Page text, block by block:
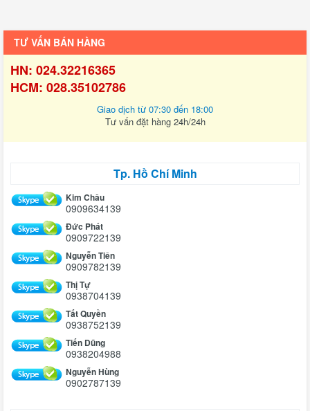
TƯ VẤN BÁN HÀNG
HN: 024.32216365
HCM: 028.35102786
Giao dịch từ 07:30 đến 18:00
Tư vấn đặt hàng 24h/24h
Tp. Hồ Chí Minh
Kim Châu
0909634139
Đức Phát
0909722139
Nguyễn Tiên
0909782139
Thị Tự
0938704139
Tất Quyền
0938752139
Tiến Dũng
0938204988
Nguyễn Hùng
0902787139